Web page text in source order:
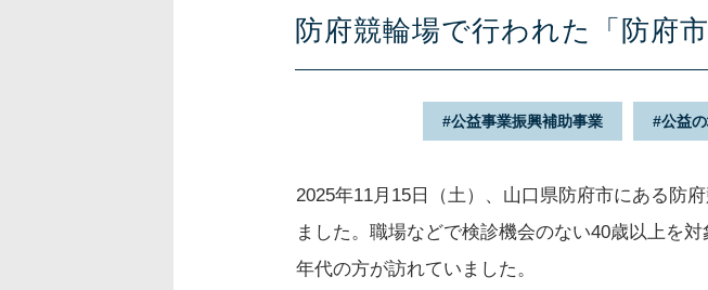
防府競輪場で行われた「防府
公益事業振興補助事業 公益
2025年11月15日（土）、山口県防府市にある防
ました。職場などで検診機会のない40歳以上を
年代の方が訪れていました。